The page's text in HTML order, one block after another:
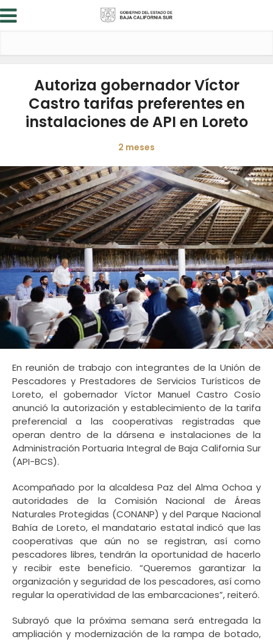
Autoriza gobernador Víctor
Castro tarifas preferentes en
instalaciones de API en Loreto
2 meses
En reunión de trabajo con integrantes de la Unión de
Pescadores y Prestadores de Servicios Turísticos de
Loreto, el gobernador Víctor Manuel Castro Cosío
anunció la autorización y establecimiento de la tarifa
preferencial a las cooperativas registradas que
operan dentro de la dársena e instalaciones de la
Administración Portuaria Integral de Baja California Sur
(API-BCS).
Acompañado por la alcaldesa Paz del Alma Ochoa y
autoridades de la Comisión Nacional de Áreas
Naturales Protegidas (CONANP) y del Parque Nacional
Bahía de Loreto, el mandatario estatal indicó que las
cooperativas que aún no se registran, así como
pescadores libres, tendrán la oportunidad de hacerlo
y recibir este beneficio. “Queremos garantizar la
organización y seguridad de los pescadores, así como
regular la operatividad de las embarcaciones”, reiteró.
Subrayó que la próxima semana será entregada la
ampliación y modernización de la rampa de botado,